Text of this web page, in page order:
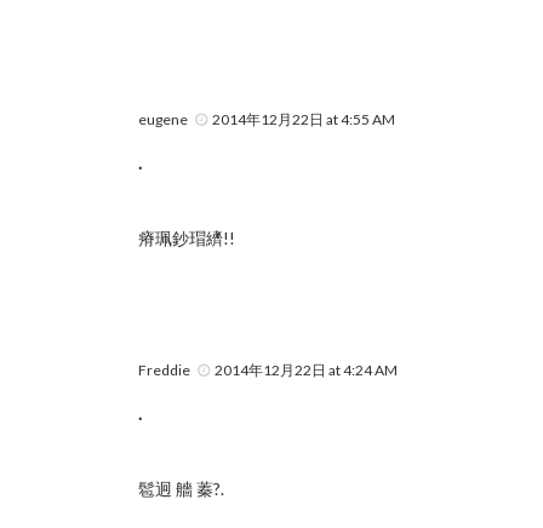
eugene 2014年12月22日 at 4:55 AM
.
瘠珮鈔瑁纃!!
Freddie 2014年12月22日 at 4:24 AM
.
髱迥 艢 蓁?.